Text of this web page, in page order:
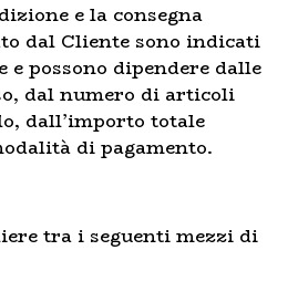
e la consegna
dal Cliente sono indicati
possono dipendere dalle
dal numero di articoli
dall’importo totale
di pagamento.
tra i seguenti mezzi di